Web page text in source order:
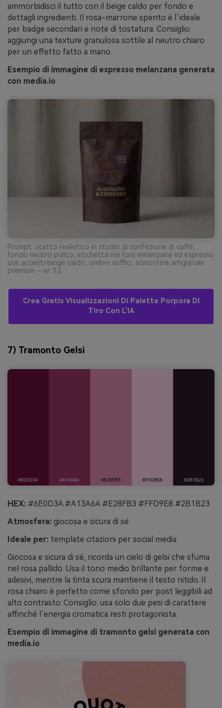
ammorbidisci il tutto con il beige caldo per fondo e
dettagli ingredienti. Il rosa-marrone spento è l’ideale
per badge secondari e note di tostatura. Consiglio:
aggiungi una texture granulosa sottile al neutro chiaro
per un effetto fatto a mano.
Esempio di immagine di espresso melanzana generata
con media.io
Prompt: scatto realistico in studio di confezione di caffè,
fondo neutro pulito, etichetta nei toni melanzana ed espresso
con accenti beige caldo, ombre soffici, atmosfera artigianale
premium --ar 3:2
Crea Gratis Visualizzazioni Di Palette Porpora Di
Tiro Con L’IA
7) Tramonto Gelsi
HEX: #6E0D3A #A13A6A #E28FB3 #FFD9E8 #2B1B23
Atmosfera: giocosa e sicura di sé
Ideale per: template citazioni per social media
Giocosa e sicura di sé, ricorda un cielo di gelsi che sfuma
nel rosa pallido. Usa il tono medio brillante per forme e
adesivi, mentre la tinta scura mantiene il testo nitido. Il
rosa chiaro è perfetto come sfondo per post leggibili ad
alto contrasto. Consiglio: usa solo due pesi di carattere
affinché l’energia cromatica resti protagonista.
Esempio di immagine di tramonto gelsi generata con
media.io